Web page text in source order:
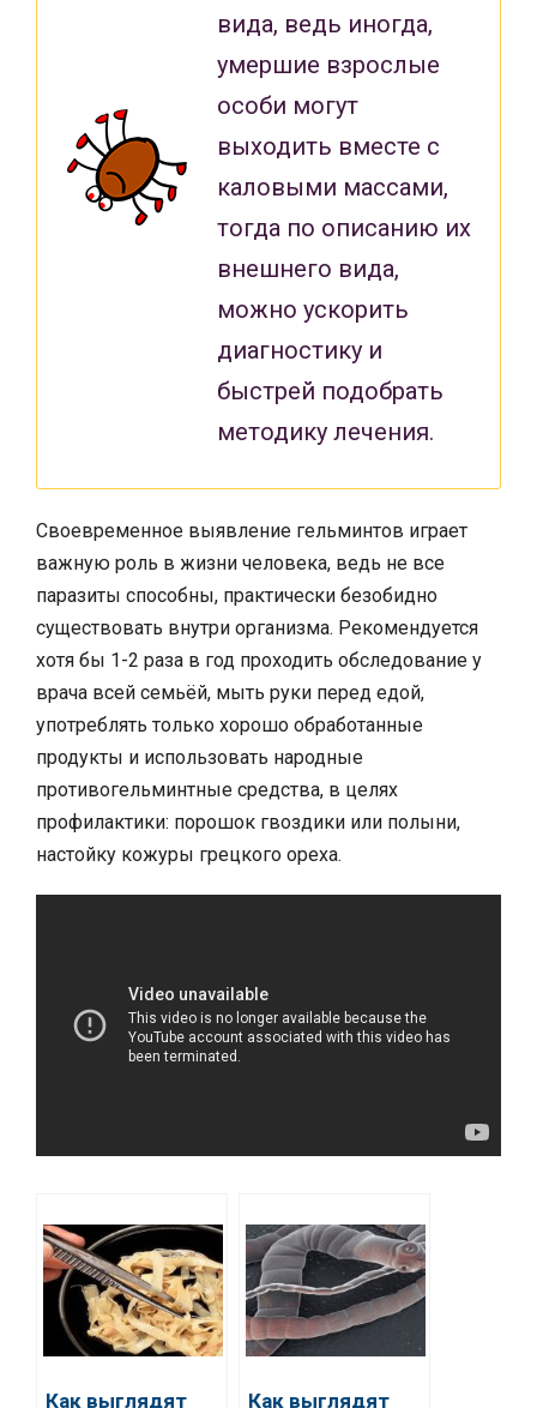
вида, ведь иногда,
умершие взрослые
особи могут
выходить вместе с
каловыми массами,
тогда по описанию их
внешнего вида,
можно ускорить
диагностику и
быстрей подобрать
методику лечения.
Своевременное выявление гельминтов играет
важную роль в жизни человека, ведь не все
паразиты способны, практически безобидно
существовать внутри организма. Рекомендуется
хотя бы 1-2 раза в год проходить обследование у
врача всей семьёй, мыть руки перед едой,
употреблять только хорошо обработанные
продукты и использовать народные
противогельминтные средства, в целях
профилактики: порошок гвоздики или полыни,
настойку кожуры грецкого ореха.
Как выглядят
Как выглядят